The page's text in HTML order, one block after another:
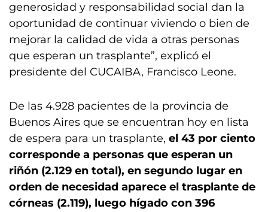
generosidad y responsabilidad social dan la
oportunidad de continuar viviendo o bien de
mejorar la calidad de vida a otras personas
que esperan un trasplante”, explicó el
presidente del CUCAIBA, Francisco Leone.
De las 4.928 pacientes de la provincia de
Buenos Aires que se encuentran hoy en lista
de espera para un trasplante, el 43 por ciento
corresponde a personas que esperan un
riñón (2.129 en total), en segundo lugar en
orden de necesidad aparece el trasplante de
córneas (2.119), luego hígado con 396